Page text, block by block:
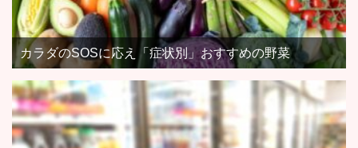
カラダのSOSに応え「症状別」おすすめの野菜